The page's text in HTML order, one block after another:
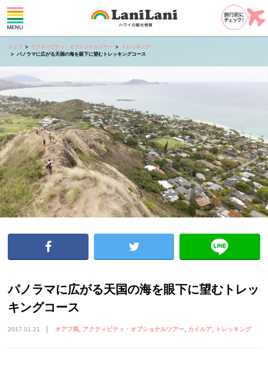
トップ アクティビティ・オプショナルツアー
トレッキング
パノラマに広がる天国の海を眼下に望むトレッキングコース
パノラマに広がる天国の海を眼下に望むトレッ
キングコース
2017.01.21 オアフ島 アクティビティ・オプショナルツアー カイルア トレッキング